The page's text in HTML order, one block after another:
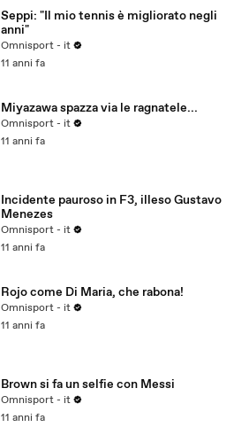
Seppi: "Il mio tennis è migliorato negli
anni"
Omnisport - it
11 anni fa
Miyazawa spazza via le ragnatele...
Omnisport - it
11 anni fa
Incidente pauroso in F3, illeso Gustavo
Menezes
Omnisport - it
11 anni fa
Rojo come Di Maria, che rabona!
Omnisport - it
11 anni fa
Brown si fa un selfie con Messi
Omnisport - it
11 anni fa